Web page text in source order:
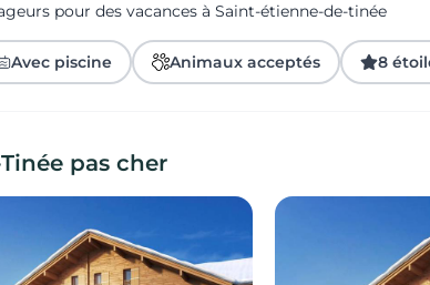
pour des vacances à Saint-étienne-de-tinée
Avec piscine Animaux acceptés 8
pas cher